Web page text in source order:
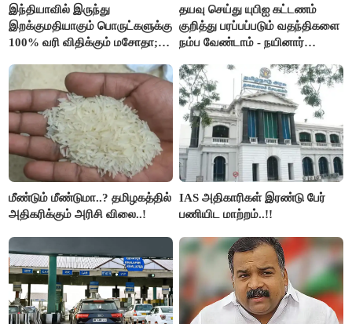
இந்தியாவில் இருந்து
இறக்குமதியாகும் பொருட்களுக்கு
100% வரி விதிக்கும் மசோதா;
தயவு செய்து யுபிஐ கட்டணம்
குறித்து பரப்பப்படும் வதந்திகளை
நம்ப வேண்டாம் - நயினார்
மீண்டும் மீண்டுமா..? தமிழகத்தில்
அதிகரிக்கும் அரிசி விலை..!
IAS அதிகாரிகள் இரண்டு பேர்
பணியிட மாற்றம்..!!